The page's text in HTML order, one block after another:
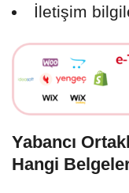
İletişim
Yabancı
Hangi